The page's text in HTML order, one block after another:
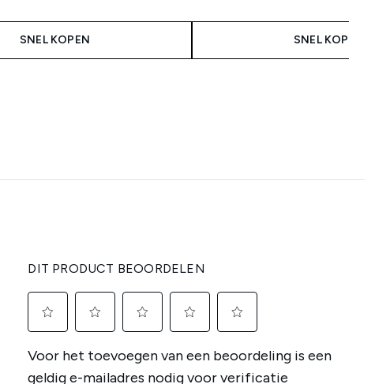
SNEL KOPEN SNEL KOPEN